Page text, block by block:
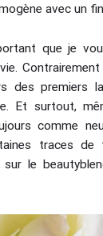
avec un
que je
Contrairement
des premiers
Et surtout,
comme
traces
sur le